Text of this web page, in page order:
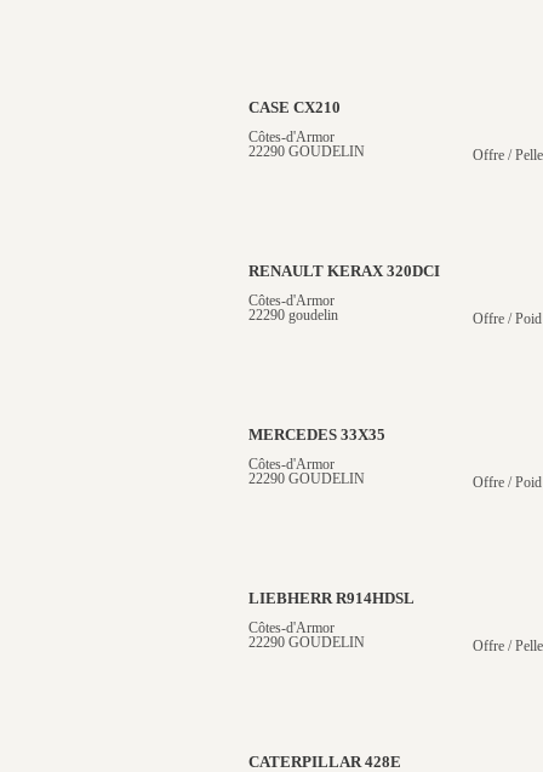
CASE CX210
Côtes-d'Armor
22290 GOUDELIN
Offre /
RENAULT KERAX 320DCI
Côtes-d'Armor
22290 goudelin
Offre /
MERCEDES 33X35
Côtes-d'Armor
22290 GOUDELIN
Offre /
LIEBHERR R914HDSL
Côtes-d'Armor
22290 GOUDELIN
Offre /
CATERPILLAR 428E